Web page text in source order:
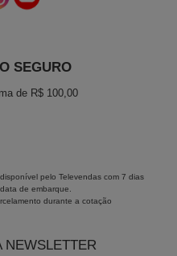
SEGURO
de R$ 100,00
pelo Televendas com 7 dias
de embarque.
durante a cotação
NEWSLETTER